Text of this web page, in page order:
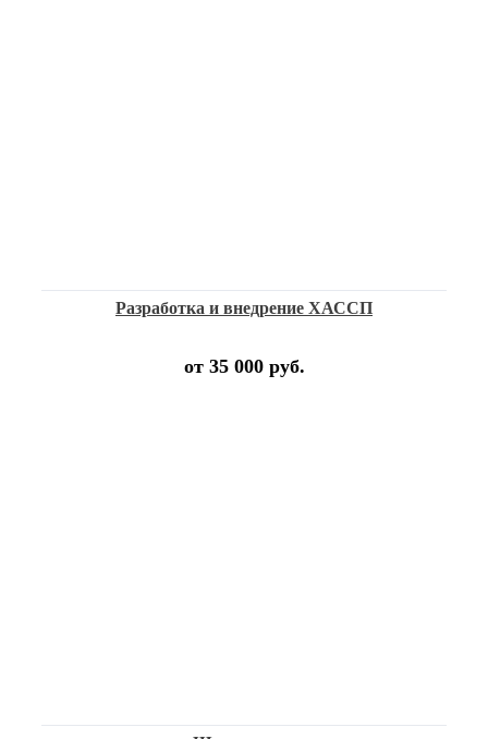
Разработка и внедрение ХАССП
от 35 000 руб.